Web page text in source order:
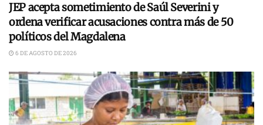
JEP acepta sometimiento de Saúl Severini y
ordena verificar acusaciones contra más de 50
políticos del Magdalena
6 DE AGOSTO DE 2026